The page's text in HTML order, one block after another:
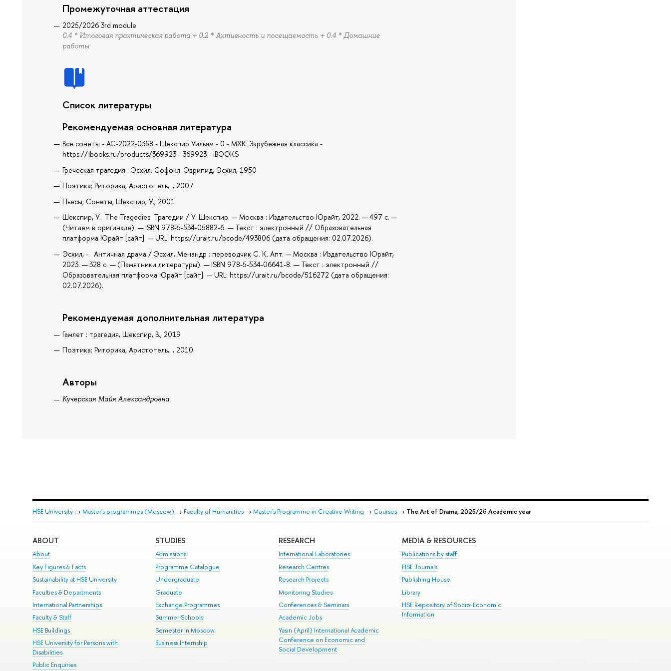
Промежуточная аттестация
2025/2026 3rd module
0.4 * Итоговая практическая работа + 0.2 * Активность и посещаемость + 0.4 * Домашние
работы
Список литературы
Рекомендуемая основная литература
Все сонеты - AC-2022-0358 - Шекспир Уильям - 0 - МХК: Зарубежная классика -
https://ibooks.ru/products/369923 - 369923 - iBOOKS
Греческая трагедия : Эсхил. Софокл. Эврипид, Эсхил, 1950
Поэтика; Риторика, Аристотель, ., 2007
Пьесы; Сонеты, Шекспир, У., 2001
Шекспир, У. The Tragedies. Трагедии / У. Шекспир. — Москва : Издательство Юрайт, 2022. — 497 с. —
(Читаем в оригинале). — ISBN 978-5-534-05882-6. — Текст : электронный // Образовательная
платформа Юрайт [сайт]. — URL: https://urait.ru/bcode/493806 (дата обращения: 02.07.2026).
Эсхил, -. Античная драма / Эсхил, Менандр ; переводчик С. К. Апт. — Москва : Издательство Юрайт,
2023. — 328 с. — (Памятники литературы). — ISBN 978-5-534-06641-8. — Текст : электронный //
Образовательная платформа Юрайт [сайт]. — URL: https://urait.ru/bcode/516272 (дата обращения:
02.07.2026).
Рекомендуемая дополнительная литература
Гамлет : трагедия, Шекспир, В., 2019
Поэтика; Риторика, Аристотель, ., 2010
Авторы
Кучерская Майя Александровна
HSE University→ Master's programmes (Moscow) → Faculty of Humanities→ Master's Programme in Creative Writing → Courses→ The Art of Drama, 2025/26 Academic year
ABOUT
About
Key Figures & Facts
Sustainability at HSE University
Faculties & Departments
International Partnerships
Faculty & Staff
HSE Buildings
HSE University for Persons with
Disabilities
Public Enquiries
STUDIES
Admissions
Programme Catalogue
Undergraduate
Graduate
Exchange Programmes
Summer Schools
Semester in Moscow
Business Internship
RESEARCH
International Laboratories
Research Centres
Research Projects
Monitoring Studies
Conferences & Seminars
Academic Jobs
Yasin (April) International Academic
Conference on Economic and
Social Development
MEDIA & RESOURCES
Publications by staff
HSE Journals
Publishing House
Library
HSE Repository of Socio-Economic
Information